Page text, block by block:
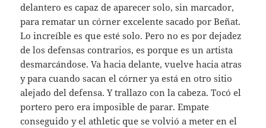
delantero es capaz de aparecer solo, sin marcador,
para rematar un córner excelente sacado por Beñat.
Lo increíble es que esté solo. Pero no es por dejadez
de los defensas contrarios, es porque es un artista
desmarcándose. Va hacia delante, vuelve hacia atras
y para cuando sacan el córner ya está en otro sitio
alejado del defensa. Y trallazo con la cabeza. Tocó el
portero pero era imposible de parar. Empate
conseguido y el athletic que se volvió a meter en el